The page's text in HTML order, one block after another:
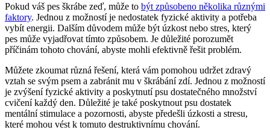
Pokud váš pes škrábe zeď, může to být způsobeno několika různými
faktory. Jednou z možností je nedostatek fyzické aktivity a potřeba
vybít energii. Dalším důvodem může být úzkost nebo stres, který
pes může vyjadřovat tímto způsobem. Je důležité porozumět
příčinám tohoto chování, abyste mohli efektivně řešit problém.
Můžete zkoumat různá řešení, která vám pomohou udržet zdravý
vztah se svým psem a zabránit mu v škrábání zdí. Jednou z možností
je zvýšení fyzické aktivity a poskytnutí psu dostatečného množství
cvičení každý den. Důležité je také poskytnout psu dostatek
mentální stimulace a pozornosti, abyste předešli úzkosti a stresu,
které mohou vést k tomuto destruktivnímu chování.